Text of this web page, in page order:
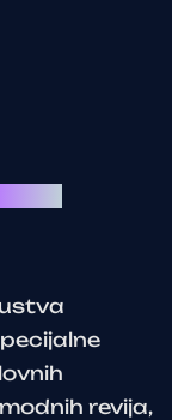
revija,